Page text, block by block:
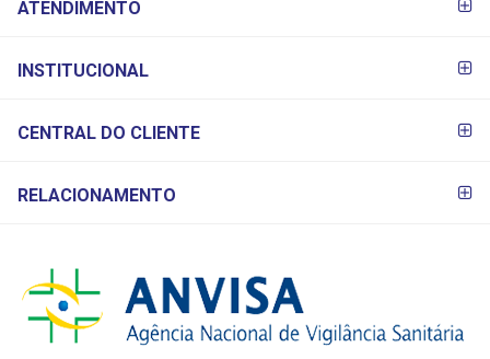
PAGAMENTO
ATENDIMENTO
INSTITUCIONAL
CENTRAL DO CLIENTE
RELACIONAMENTO